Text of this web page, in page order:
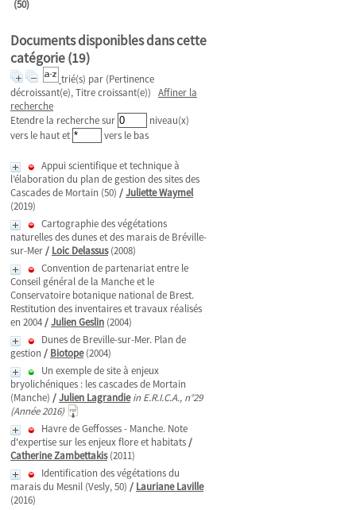
(50)
Documents disponibles dans cette
catégorie (19)
trié(s) par (Pertinence
décroissant(e), Titre croissant(e)) Affiner la
recherche
Etendre la recherche sur
niveau(x)
vers le haut et
vers le bas
Appui scientifique et technique à
l’élaboration du plan de gestion des sites des
Cascades de Mortain (50) /Juliette Waymel
(2019)
Cartographie des végétations
naturelles des dunes et des marais de Bréville-
sur-Mer/ Loic Delassus(2008)
Convention de partenariat entre le
Conseil général de la Manche et le
Conservatoire botanique national de Brest.
Restitution des inventaires et travaux réalisés
en 2004/Julien Geslin (2004)
Dunes de Breville-sur-Mer. Plan de
gestion / Biotope(2004)
Un exemple de site à enjeux
bryolichéniques : les cascades de Mortain
(Manche) /Julien Lagrandie in E.R.I.C.A., n°29
(Année 2016)
Havre de Geffosses - Manche. Note
d'expertise sur les enjeux flore et habitats/
Catherine Zambettakis(2011)
Identification des végétations du
marais du Mesnil (Vesly, 50) / Lauriane Laville
(2016)